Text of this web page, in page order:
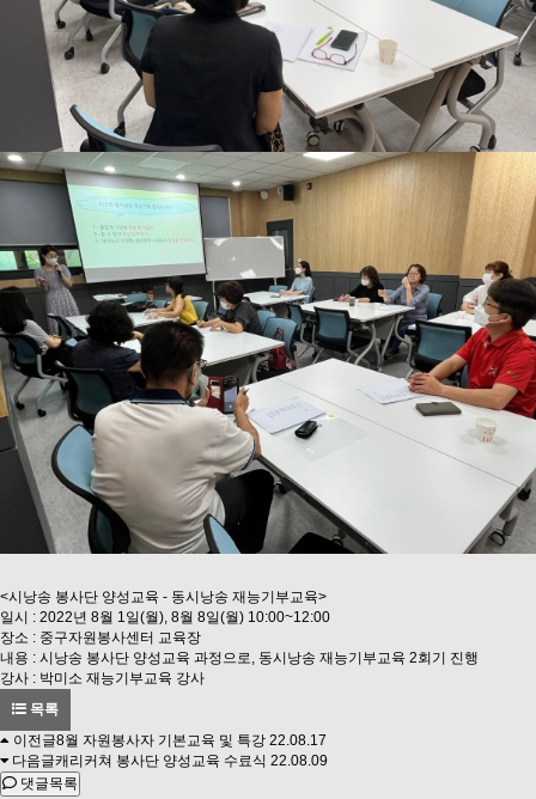
<시낭송 봉사단 양성교육 - 동시낭송 재능기부교육>
일시 : 2022년 8월 1일(월), 8월 8일(월) 10:00~12:00
장소 : 중구자원봉사센터 교육장
내용 : 시낭송 봉사단 양성교육 과정으로, 동시낭송 재능기부교육 2회기 진행
강사 : 박미소 재능기부교육 강사
목록
이전글8월 자원봉사자 기본교육 및 특강 22.08.17
다음글캐리커쳐 봉사단 양성교육 수료식 22.08.09
댓글목록